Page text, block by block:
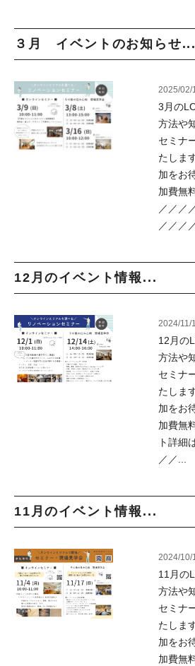
３月 イベントのお知らせ...
2025/02/
3月の
方法や
セミナ
たしま
加をお
加費無
／／／
／／／
12月のイベント情報...
2024/11/
12月の
方法や
セミナ
たしま
加をお
加費無
ト詳細
／／...
11月のイベント情報...
2024/10/
11月の
方法や
セミナ
たしま
加をお
加費無